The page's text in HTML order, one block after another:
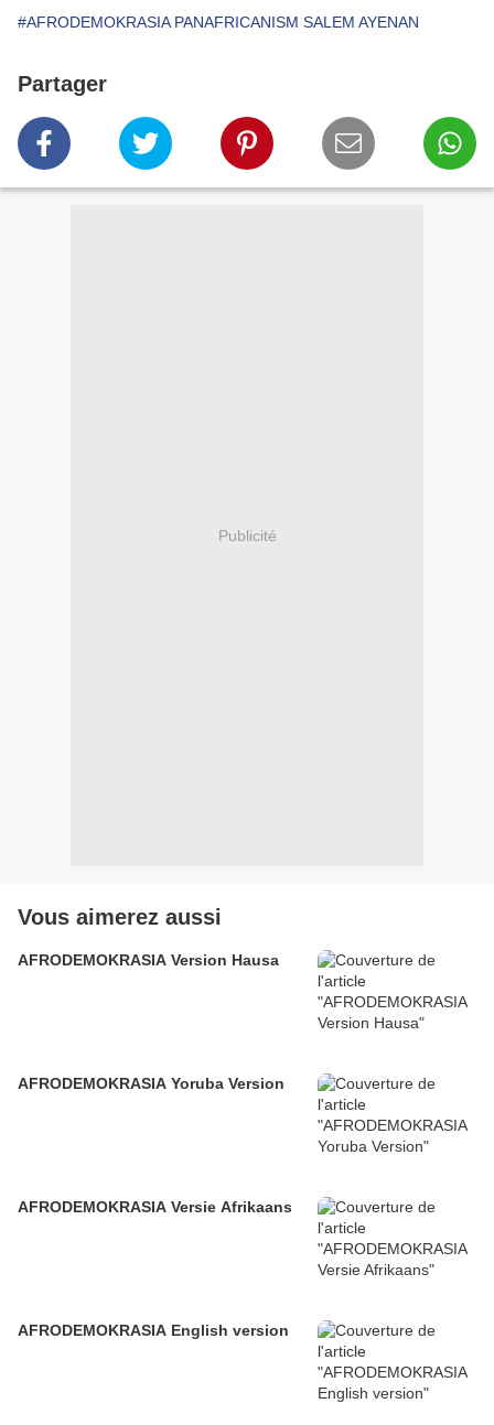
#AFRODEMOKRASIA PANAFRICANISM SALEM AYENAN
Partager
Publicité
Vous aimerez aussi
AFRODEMOKRASIA Version Hausa
AFRODEMOKRASIA Yoruba Version
AFRODEMOKRASIA Versie Afrikaans
AFRODEMOKRASIA English version